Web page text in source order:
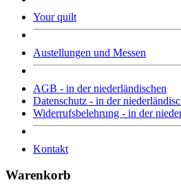
Your quilt
Austellungen und Messen
AGB - in der niederländischen
Datenschutz - in der
Widerrufsbelehrung - in der
Kontakt
Warenkorb